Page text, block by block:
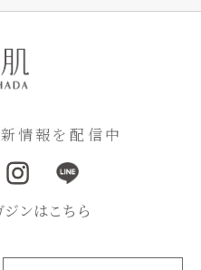
情報を配信中
ンはこちら